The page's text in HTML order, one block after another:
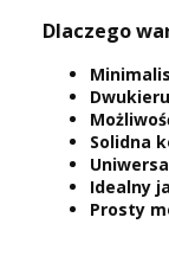
Dlaczego
Solidna
Idealny
Prosty